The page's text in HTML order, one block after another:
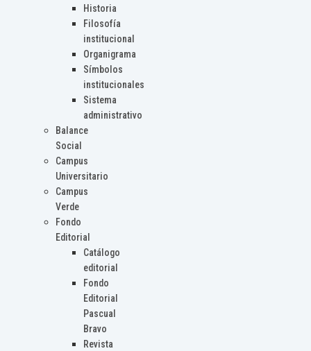
Historia
Filosofía
institucional
Organigrama
Símbolos
institucionales
Sistema
administrativo
Balance
Social
Campus
Universitario
Campus
Verde
Fondo
Editorial
Catálogo
editorial
Fondo
Editorial
Pascual
Bravo
Revista